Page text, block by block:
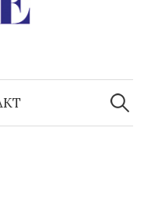
Suchen
nach: